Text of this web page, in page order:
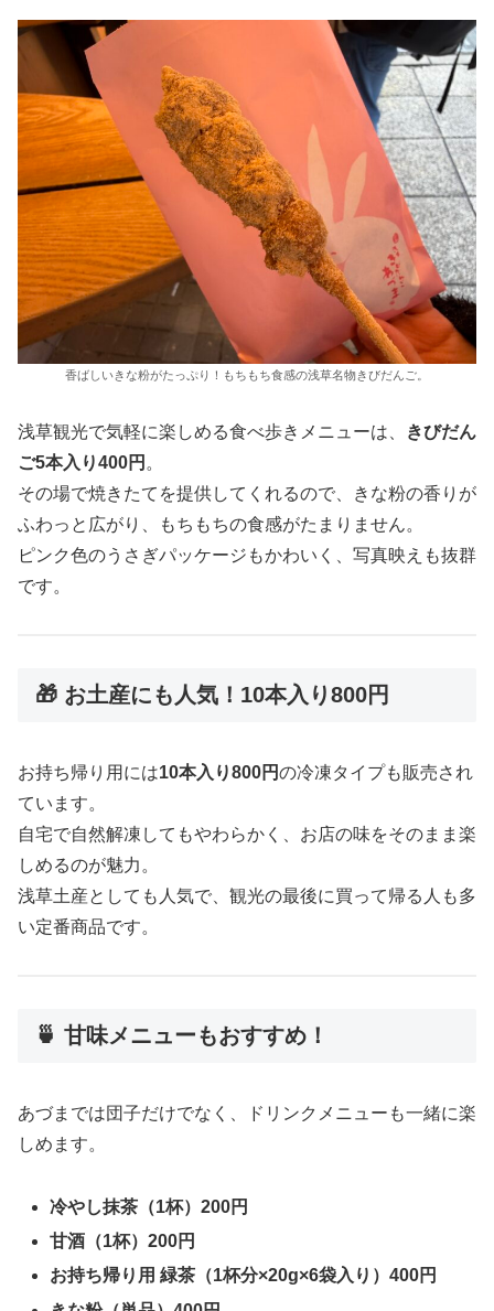
香ばしいきな粉がたっぷり！もちもち食感の浅草名物きびだんご。
浅草観光で気軽に楽しめる食べ歩きメニューは、
きびだん
ご5本入り400円 。
その場で焼きたてを提供してくれるので、きな粉の香りが
ふわっと広がり、もちもちの食感がたまりません。
ピンク色のうさぎパッケージもかわいく、写真映えも抜群
です。
🎁 お土産にも人気！10本入り800円
お持ち帰り用には10本入り800円の冷凍タイプも販売され
ています。
自宅で自然解凍してもやわらかく、お店の味をそのまま楽
しめるのが魅力。
浅草土産としても人気で、観光の最後に買って帰る人も多
い定番商品です。
🍵 甘味メニューもおすすめ！
あづまでは団子だけでなく、ドリンクメニューも一緒に楽
しめます。
冷やし抹茶（1杯）200円
甘酒（1杯）200円
お持ち帰り用 緑茶（1杯分×20g×6袋入り）400円